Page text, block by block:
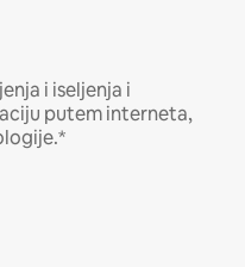
i iseljenja i
putem interneta,